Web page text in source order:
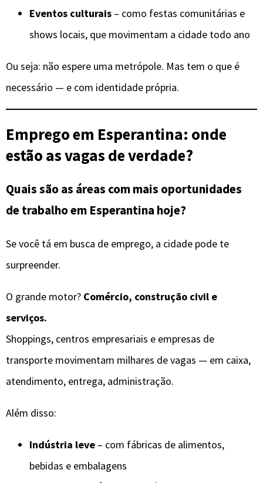
Eventos culturais – como festas comunitárias e
shows locais, que movimentam a cidade todo ano
Ou seja: não espere uma metrópole. Mas tem o que é
necessário — e com identidade própria.
Emprego em Esperantina: onde
estão as vagas de verdade?
Quais são as áreas com mais oportunidades
de trabalho em Esperantina hoje?
Se você tá em busca de emprego, a cidade pode te
surpreender.
O grande motor? Comércio, construção civil e
serviços.
Shoppings, centros empresariais e empresas de
transporte movimentam milhares de vagas — em caixa,
atendimento, entrega, administração.
Além disso:
Indústria leve – com fábricas de alimentos,
bebidas e embalagens